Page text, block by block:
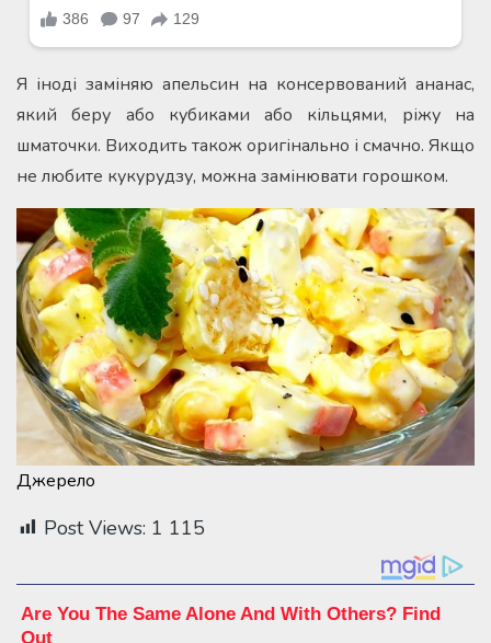
Я іноді заміняю апельсин на консервований ананас,
який беру або кубиками або кільцями, ріжу на
шматочки. Виходить також оригінально і смачно. Якщо
не любите кукурудзу, можна замінювати горошком.
Джерело
Post Views: 1 115